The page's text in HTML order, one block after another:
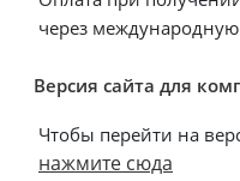
через международную
Версия сайта для
Чтобы перейти на
нажмите сюда